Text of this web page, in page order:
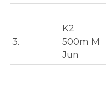
3.
K2
500m M
Jun